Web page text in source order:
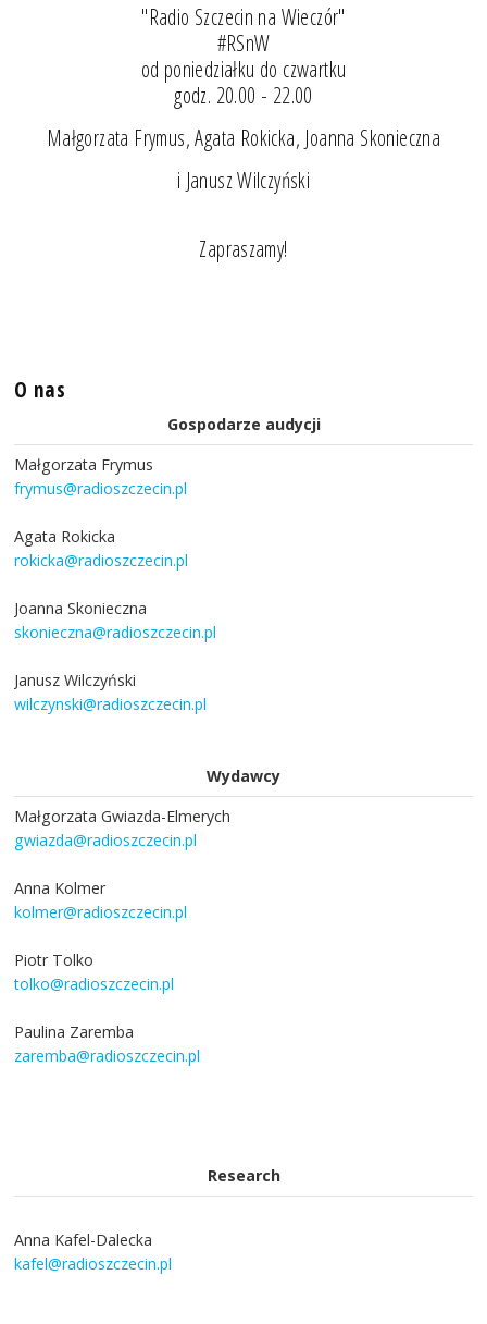
"Radio Szczecin na Wieczór"
#RSnW
od poniedziałku do czwartku
godz. 20.00 - 22.00
Małgorzata Frymus, Agata Rokicka, Joanna Skonieczna
i Janusz Wilczyński
Zapraszamy!
O nas
Gospodarze audycji
Małgorzata Frymus
frymus@radioszczecin.pl
Agata Rokicka
rokicka@radioszczecin.pl
Joanna Skonieczna
skonieczna@radioszczecin.pl
Janusz Wilczyński
wilczynski@radioszczecin.pl
Wydawcy
Małgorzata Gwiazda-Elmerych
gwiazda@radioszczecin.pl
Anna Kolmer
kolmer@radioszczecin.pl
Piotr Tolko
tolko@radioszczecin.pl
Paulina Zaremba
zaremba@radioszczecin.pl
Research
Anna Kafel-Dalecka
kafel@radioszczecin.pl